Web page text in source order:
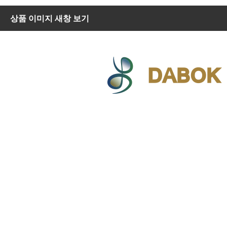
상품 이미지 새창 보기